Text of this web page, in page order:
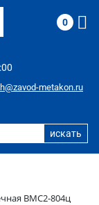
metakon.ru
0
ВМС2-804ц